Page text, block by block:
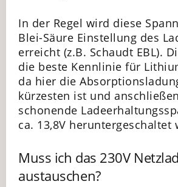
In der Regel wird diese
Blei-Säure Einstellung des
erreicht (z.B. Schaudt EBL).
die beste Kennlinie für
da hier die
kürzesten ist und
schonende
ca. 13,8V heruntergeschaltet
Muss ich das 230V
austauschen?